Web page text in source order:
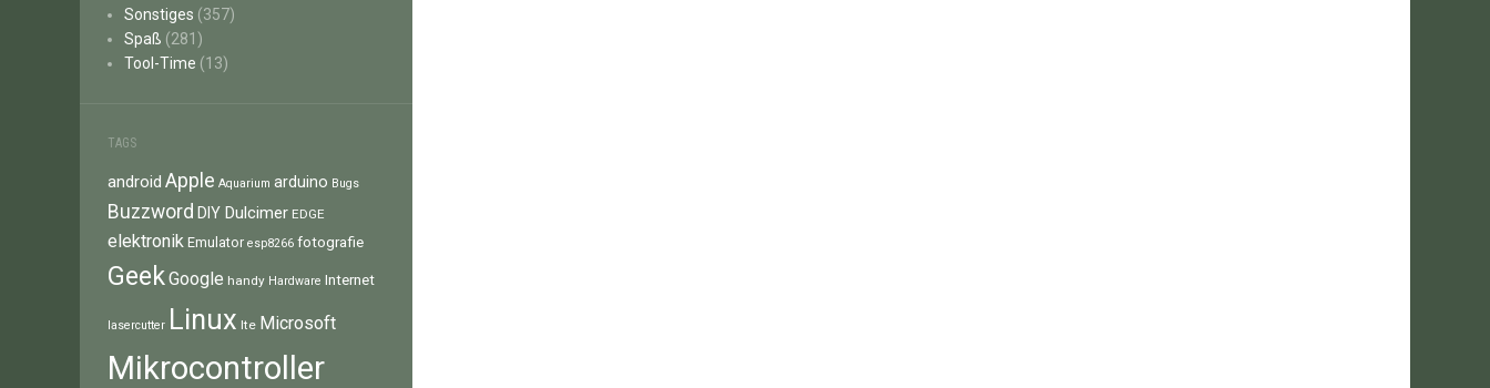
Sonstiges (357)
Spaß (281)
Tool-Time (13)
TAGS
android Apple Aquarium arduino Bugs
Buzzword DIY Dulcimer EDGE
elektronik Emulator esp8266 fotografie
GeekGoogle handy Hardware Internet
lasercutter Linux lte Microsoft
Mikrocontroller